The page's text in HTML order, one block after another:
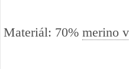
Materiál: 70% merino